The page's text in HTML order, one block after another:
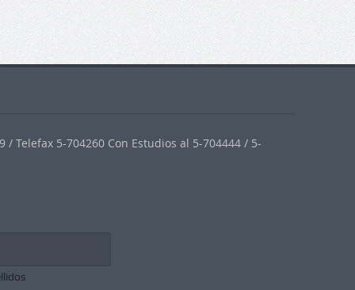
Telefax 5-704260 Con Estudios al 5-704444 / 5-